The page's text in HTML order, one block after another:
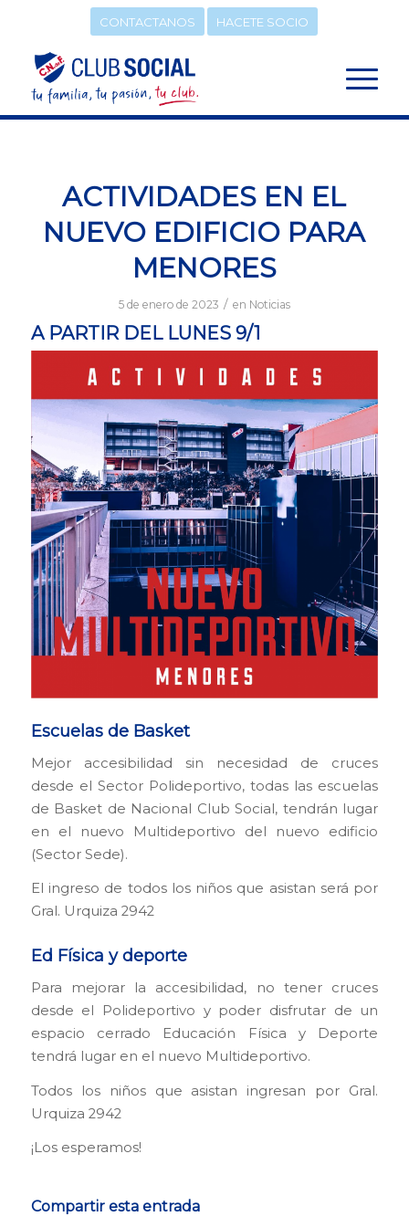
CONTACTANOS HACETE SOCIO
ACTIVIDADES EN EL
NUEVO EDIFICIO PARA
MENORES
5 de enero de 2023 / en Noticias
A PARTIR DEL LUNES 9/1
Escuelas de Basket
Mejor accesibilidad sin necesidad de cruces
desde el Sector Polideportivo, todas las escuelas
de Basket de Nacional Club Social, tendrán lugar
en el nuevo Multideportivo del nuevo edificio
(Sector Sede).
El ingreso de todos los niños que asistan será por
Gral. Urquiza 2942
Ed Física y deporte
Para mejorar la accesibilidad, no tener cruces
desde el Polideportivo y poder disfrutar de un
espacio cerrado Educación Física y Deporte
tendrá lugar en el nuevo Multideportivo.
Todos los niños que asistan ingresan por Gral.
Urquiza 2942
¡Los esperamos!
Compartir esta entrada